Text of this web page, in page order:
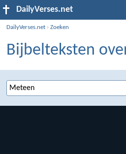
DailyVerses.net
DailyVerses.net ›Zoeken
Bijbelteksten